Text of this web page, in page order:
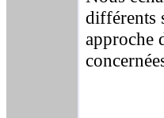
différents
approche